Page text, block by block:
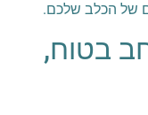
של הכלב שלכם.
בטוח,